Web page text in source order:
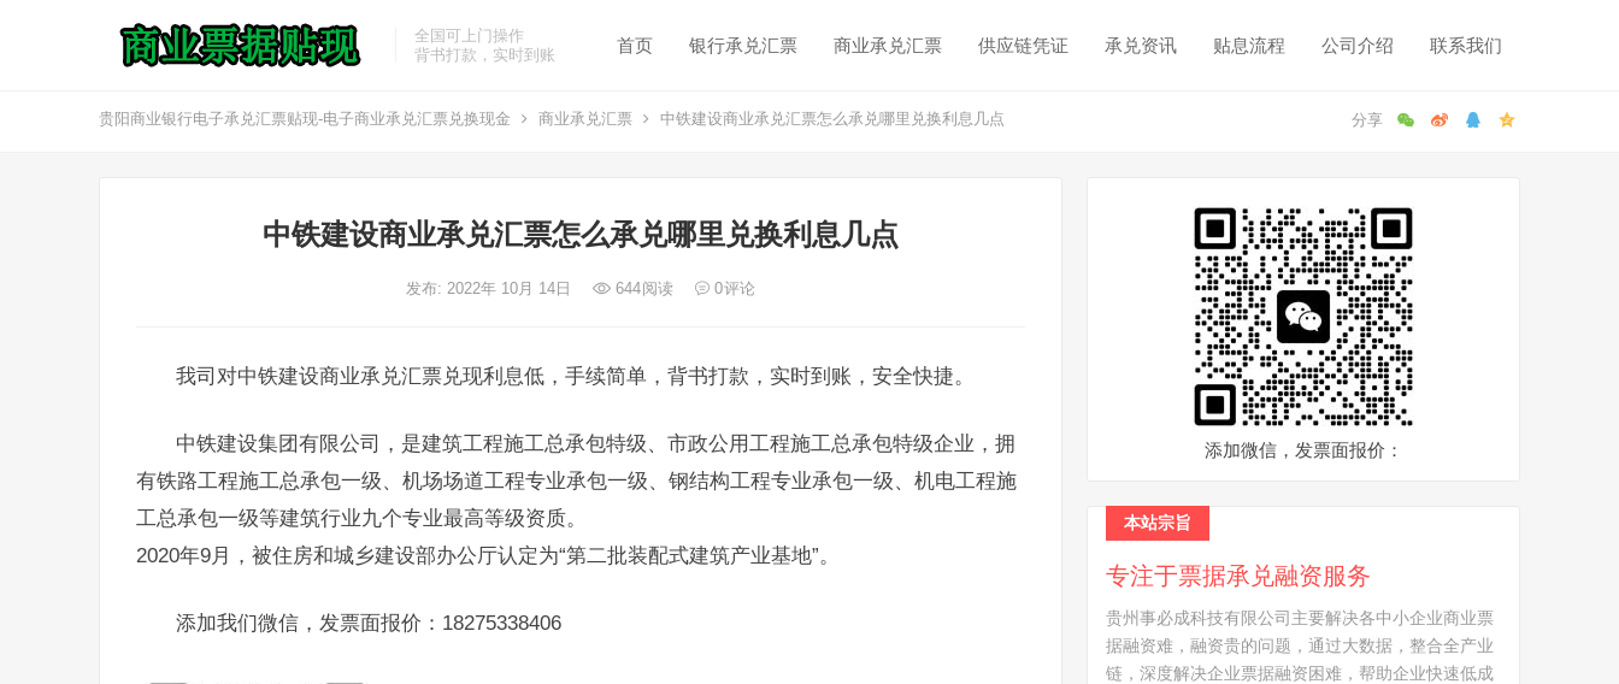
全国可上门操作
背书打款，实时到账
首页 银行承兑汇票 商业承兑汇票 供应链凭证 承兑资讯 贴息流程 公司介绍 联系我们
贵阳商业银行电子承兑汇票贴现-电子商业承兑汇票兑换现金 商业承兑汇票 中铁建设商业承兑汇票怎么承兑哪里兑换利息几点
中铁建设商业承兑汇票怎么承兑哪里兑换利息几点
发布: 2022年 10月 14日 644阅读 0评论
我司对中铁建设商业承兑汇票兑现利息低，手续简单，背书打款，实时到账，安全快捷。
中铁建设集团有限公司，是建筑工程施工总承包特级、市政公用工程施工总承包特级企业，拥
有铁路工程施工总承包一级、机场场道工程专业承包一级、钢结构工程专业承包一级、机电工程施
工总承包一级等建筑行业九个专业最高等级资质。
2020年9月，被住房和城乡建设部办公厅认定为“第二批装配式建筑产业基地”。
添加我们微信，发票面报价：18275338406
添加微信，发票面报价：
本站宗旨
专注于票据承兑融资服务
贵州事必成科技有限公司主要解决各中小企业商业票
据融资难，融资贵的问题，通过大数据，整合全产业
链，深度解决企业票据融资困难，帮助企业快速低成